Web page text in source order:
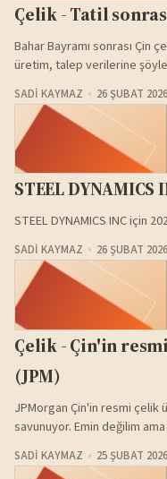
Çelik - Tatil
Bahar Bayramı sonrası Çin
üretim, talep verilerine
SADI KAYMAZ 26 ŞUBAT 2026
STEEL
STEEL DYNAMICS INC için
SADI KAYMAZ 26 ŞUBAT 2026
Çelik - Çin'in
(JPM)
JPMorgan Çin'in resmi çelik
savunuyor. Emin değilim
SADI KAYMAZ 25 ŞUBAT 2026